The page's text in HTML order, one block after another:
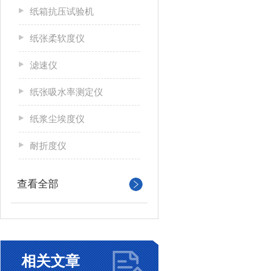
纸箱抗压试验机
纸张柔软度仪
滤速仪
纸张吸水率测定仪
纸浆尘埃度仪
耐折度仪
查看全部
相关文章